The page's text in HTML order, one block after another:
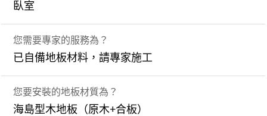
臥室
您需要專家的服務為？
已自備地板材料，請專家施工
您要安裝的地板材質為？
海島型木地板（原木+合板）